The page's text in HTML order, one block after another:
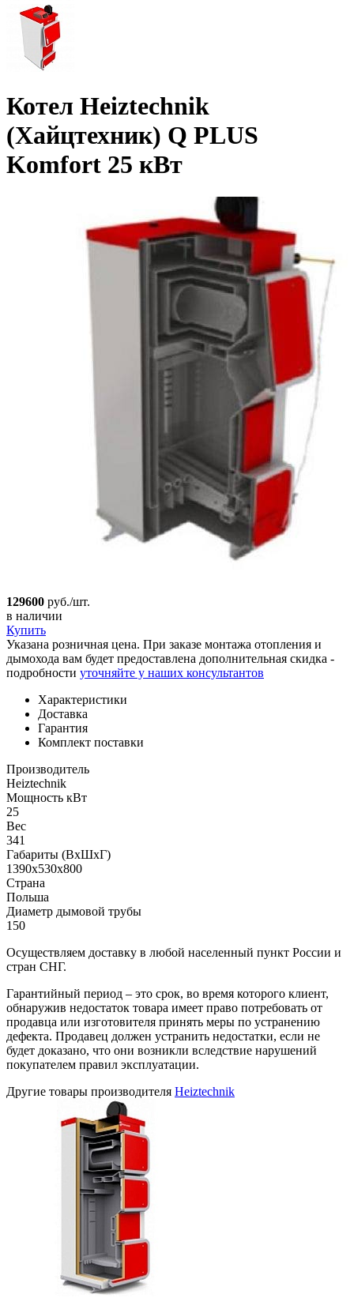
Котел Heiztechnik
(Хайцтехник) Q PLUS
Komfort 25 кВт
129600 руб./шт.
в наличии
Купить
Указана розничная цена. При заказе монтажа отопления и
дымохода вам будет предоставлена дополнительная скидка -
подробности уточняйте у наших консультантов
Характеристики
Доставка
Гарантия
Комплект поставки
Производитель
Heiztechnik
Мощность кВт
25
Вес
341
Габариты (ВхШхГ)
1390х530х800
Страна
Польша
Диаметр дымовой трубы
150
Осуществляем доставку в любой населенный пункт России и
стран СНГ.
Гарантийный период – это срок, во время которого клиент,
обнаружив недостаток товара имеет право потребовать от
продавца или изготовителя принять меры по устранению
дефекта. Продавец должен устранить недостатки, если не
будет доказано, что они возникли вследствие нарушений
покупателем правил эксплуатации.
Другие товары производителя Heiztechnik